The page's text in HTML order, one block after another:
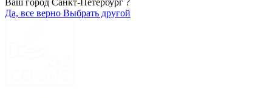
Ваш город Санкт-Петербург ?
Да, все верно Выбрать другой